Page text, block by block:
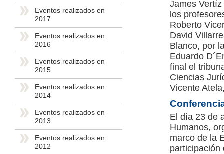
Eventos realizados en
2017
Eventos realizados en
2016
Eventos realizados en
2015
Eventos realizados en
2014
Eventos realizados en
2013
Eventos realizados en
2012
James
los
Roberto
David
Blanco, por
Eduardo
final el
Ciencias
Vicente
El día 23 de
Humanos,
marco de la
participación